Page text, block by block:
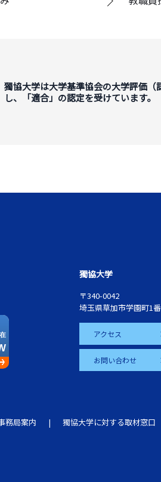
獨協大学は大学基準協会の大学評価（
し、「適合」の認定を受けています。
獨協大学
〒340-0042
埼玉県草加市学園町1
アクセス
お問い合わせ
務局案内 獨協大学に対する取材窓口